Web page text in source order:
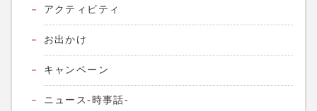
アクティビティ
お出かけ
キャンペーン
ニュース-時事話-